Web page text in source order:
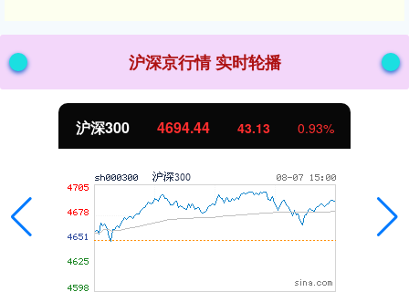
沪深京行情 实时轮播
沪深300 4694.44 43.13 0.93%